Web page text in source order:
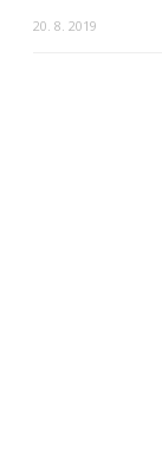
20. 8. 2019